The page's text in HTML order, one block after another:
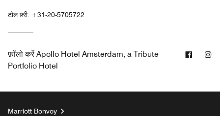
टोल फ़्री: +31-20-5705722
फ़ॉलो करें Apollo Hotel Amsterdam, a Tribute
Portfolio Hotel
फेसबुक
Marriott Bonvoy